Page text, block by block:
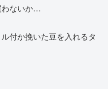
わないか…
付か挽いた豆を入れるタ